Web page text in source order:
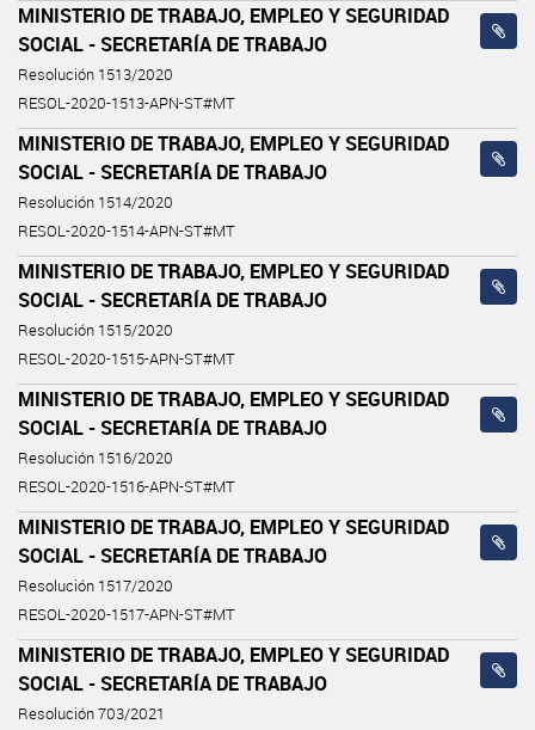
MINISTERIO DE TRABAJO, EMPLEO Y SEGURIDAD
SOCIAL - SECRETARÍA DE TRABAJO
Resolución 1513/2020
RESOL-2020-1513-APN-ST#MT
MINISTERIO DE TRABAJO, EMPLEO Y SEGURIDAD
SOCIAL - SECRETARÍA DE TRABAJO
Resolución 1514/2020
RESOL-2020-1514-APN-ST#MT
MINISTERIO DE TRABAJO, EMPLEO Y SEGURIDAD
SOCIAL - SECRETARÍA DE TRABAJO
Resolución 1515/2020
RESOL-2020-1515-APN-ST#MT
MINISTERIO DE TRABAJO, EMPLEO Y SEGURIDAD
SOCIAL - SECRETARÍA DE TRABAJO
Resolución 1516/2020
RESOL-2020-1516-APN-ST#MT
MINISTERIO DE TRABAJO, EMPLEO Y SEGURIDAD
SOCIAL - SECRETARÍA DE TRABAJO
Resolución 1517/2020
RESOL-2020-1517-APN-ST#MT
MINISTERIO DE TRABAJO, EMPLEO Y SEGURIDAD
SOCIAL - SECRETARÍA DE TRABAJO
Resolución 703/2021